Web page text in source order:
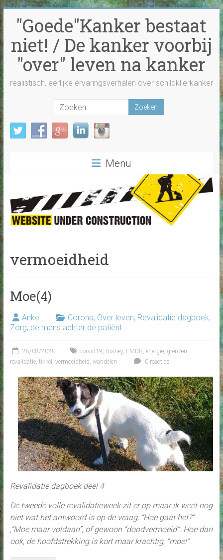
Ga
naar
inhoud"Goede"Kanker bestaat
niet! / De kanker voorbij
"over" leven na kanker
realistisch, eerlijke ervaringsverhalen over schildklierkanker
Menu
vermoeidheid
Moe(4)
Anke Corona, Over leven, Revalidatie dagboek,
Zorg, de mens achter de patiënt
28/08/2020 corvid19 Disney, EMDR energie, grenzen
revalidatie, tikkel vermoeidheid wandelen 0 reacties
Revalidatie dagboek deel 4
De tweede volle revalidatieweek zit er op maar ik weet nog
niet wat het antwoord is op de vraag; “Hoe gaat het?”
,“Moe maar voldaan”, of gewoon “doodvermoeid”. Hoe dan
ook, de hoofdstrekking is kort maar krachtig, “moe!”